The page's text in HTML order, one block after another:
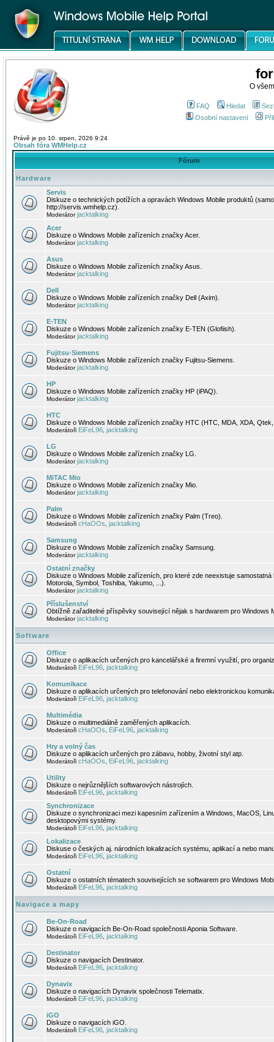
O
FAQ Hledat
Osobní nastavení
Právě je po 10. srpen, 2026 9:24
Obsah fóra WMHelp.cz
Fórum
Hardware
Servis
Diskuze o technických potížích a opravách Windows Mobile produktů
http://servis.wmhelp.cz).
Moderátorjacktalking
Acer
Diskuze o Windows Mobile zařízeních značky Acer.
Moderátorjacktalking
Asus
Diskuze o Windows Mobile zařízeních značky Asus.
Moderátorjacktalking
Dell
Diskuze o Windows Mobile zařízeních značky Dell (Axim).
Moderátorjacktalking
E-TEN
Diskuze o Windows Mobile zařízeních značky E-TEN (Glofiish).
Moderátorjacktalking
Fujitsu-Siemens
Diskuze o Windows Mobile zařízeních značky Fujitsu-Siemens.
Moderátorjacktalking
HP
Diskuze o Windows Mobile zařízeních značky HP (iPAQ).
Moderátorjacktalking
HTC
Diskuze o Windows Mobile zařízeních značky HTC (HTC, MDA, XDA,
Moderátoři EiFeL96 jacktalking
LG
Diskuze o Windows Mobile zařízeních značky LG.
Moderátorjacktalking
MiTAC Mio
Diskuze o Windows Mobile zařízeních značky Mio.
Moderátorjacktalking
Palm
Diskuze o Windows Mobile zařízeních značky Palm (Treo).
Moderátoři cHaOOs jacktalking
Samsung
Diskuze o Windows Mobile zařízeních značky Samsung.
Moderátorjacktalking
Ostatní značky
Diskuze o Windows Mobile zařízeních, pro které zde neexistuje
Motorola, Symbol, Toshiba, Yakumo, ...).
Moderátorjacktalking
Příslušenství
Obtížně zařaditelné příspěvky související nějak s hardwarem pro Windows
Moderátorjacktalking
Software
Office
Diskuze o aplikacích určených pro kancelářské a firemní využití, pro
Moderátoři EiFeL96 jacktalking
Komunikace
Diskuze o aplikacích určených pro telefonování nebo elektronickou
Moderátoři EiFeL96 jacktalking
Multimédia
Diskuze o multimediálně zaměřených aplikacích.
Moderátoři cHaOOs EiFeL96 jacktalking
Hry a volný čas
Diskuze o aplikacích určených pro zábavu, hobby, životní styl atp.
Moderátoři cHaOOs EiFeL96 jacktalking
Utility
Diskuze o nejrůznějších softwarových nástrojích.
Moderátoři EiFeL96 jacktalking
Synchronizace
Diskuze o synchronizaci mezi kapesním zařízením a Windows, MacOS,
desktopovými systémy.
Moderátoři EiFeL96 jacktalking
Lokalizace
Diskuse o českých aj. národních lokalizacích systému, aplikací a nebo
Moderátoři EiFeL96 jacktalking
Ostatní
Diskuze o ostatních tématech souvisejících se softwarem pro Windows
Moderátoři EiFeL96 jacktalking
Navigace a mapy
Be-On-Road
Diskuze o navigacích Be-On-Road společnosti Aponia Software.
Moderátoři EiFeL96 jacktalking
Destinator
Diskuze o navigacích Destinator.
Moderátoři EiFeL96 jacktalking
Dynavix
Diskuze o navigacích Dynavix společnosti Telematix.
Moderátoři EiFeL96 jacktalking
iGO
Diskuze o navigacích iGO.
Moderátoři EiFeL96 jacktalking